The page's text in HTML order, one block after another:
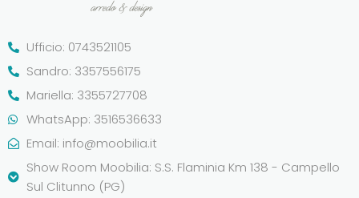
Ufficio: 0743521105
Sandro: 3357556175
Mariella: 3355727708
WhatsApp: 3516536633
Email: info@moobilia.it
Show Room Moobilia: S.S. Flaminia Km 138 - Campello
Sul Clitunno (PG)